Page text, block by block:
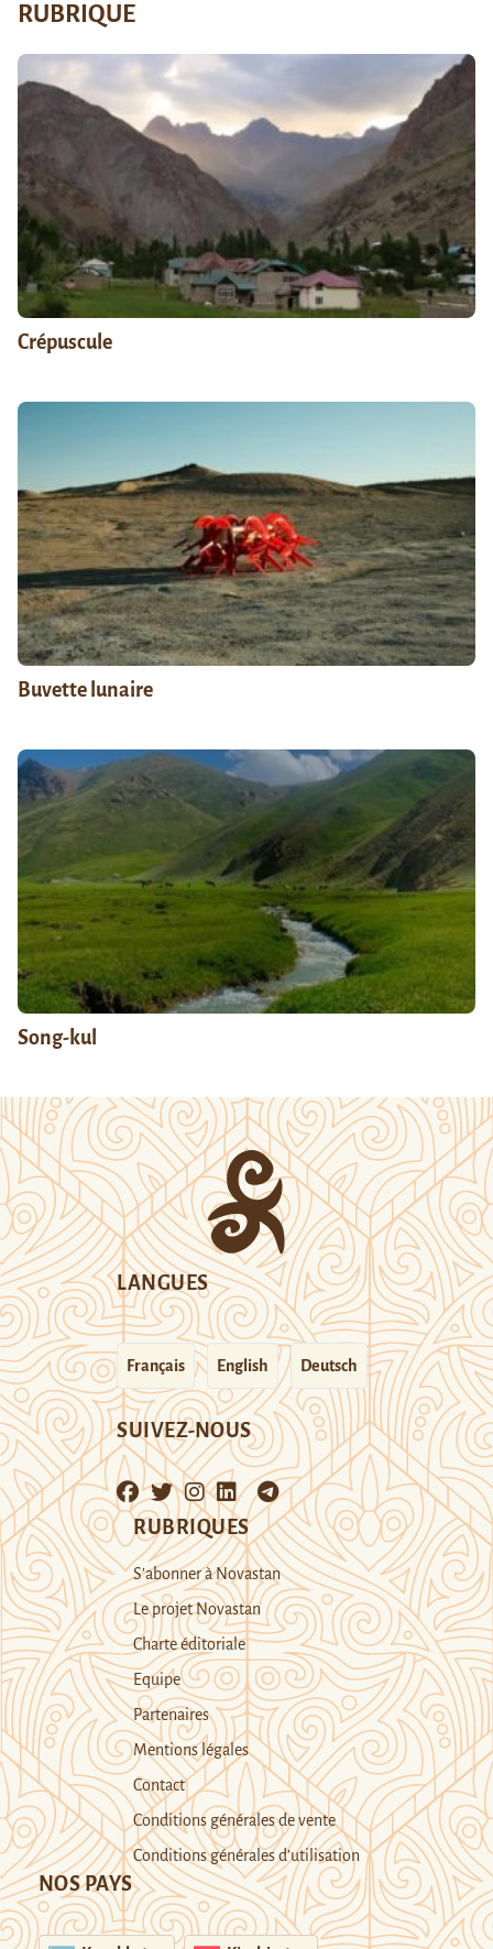
RUBRIQUE
Crépuscule
Buvette lunaire
Song-kul
LANGUES
Français English Deutsch
SUIVEZ-NOUS
RUBRIQUES
S’abonner à Novastan
Le projet Novastan
Charte éditoriale
Equipe
Partenaires
Mentions légales
Contact
Conditions générales de vente
Conditions générales d’utilisation
NOS PAYS